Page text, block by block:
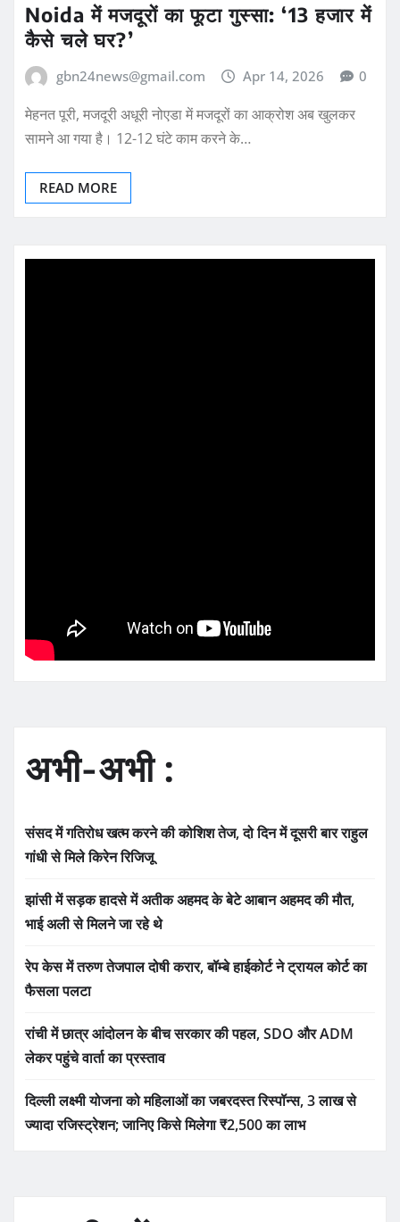
Noida में मजदूरों का फूटा गुस्सा: ‘13 हजार में
कैसे चले घर?’
gbn24news@gmail.com Apr 14, 2026 0
मेहनत पूरी, मजदूरी अधूरी नोएडा में मजदूरों का आक्रोश अब खुलकर
सामने आ गया है। 12-12 घंटे काम करने के…
READ MORE
अभी-अभी :
संसद में गतिरोध खत्म करने की कोशिश तेज, दो दिन में दूसरी बार राहुल
गांधी से मिले किरेन रिजिजू
झांसी में सड़क हादसे में अतीक अहमद के बेटे आबान अहमद की मौत,
भाई अली से मिलने जा रहे थे
रेप केस में तरुण तेजपाल दोषी करार, बॉम्बे हाईकोर्ट ने ट्रायल कोर्ट का
फैसला पलटा
रांची में छात्र आंदोलन के बीच सरकार की पहल, SDO और ADM
लेकर पहुंचे वार्ता का प्रस्ताव
दिल्ली लक्ष्मी योजना को महिलाओं का जबरदस्त रिस्पॉन्स, 3 लाख से
ज्यादा रजिस्ट्रेशन; जानिए किसे मिलेगा ₹2,500 का लाभ